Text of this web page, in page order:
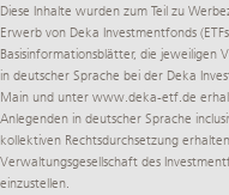
Diese Inhalte wurden zum Teil zu
Erwerb von Deka Investmentfonds
Basisinformationsblätter, die jeweiligen
in deutscher Sprache bei der Deka
Main und unter www.deka-etf.de
Anlegenden in deutscher Sprache
kollektiven Rechtsdurchsetzung
Verwaltungsgesellschaft des
einzustellen.